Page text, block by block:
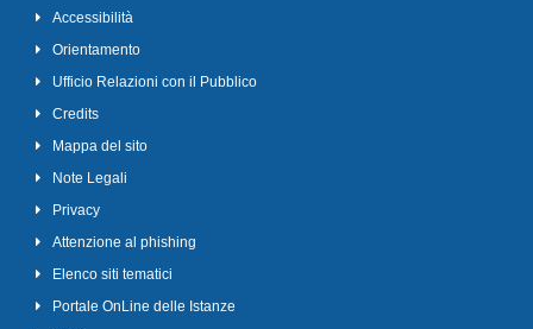
Accessibilità
Orientamento
Ufficio Relazioni con il Pubblico
Credits
Mappa del sito
Note Legali
Privacy
Attenzione al phishing
Elenco siti tematici
Portale OnLine delle Istanze